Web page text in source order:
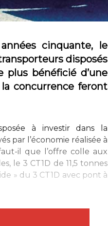
cinquante, le
disposés
bénéficié d’une
concurrence feront
à investir dans la
par l’économie réalisée à
il que l’offre colle aux
le 3 CT1D de 11,5 tonnes
» du 3 CT1D avec pont à